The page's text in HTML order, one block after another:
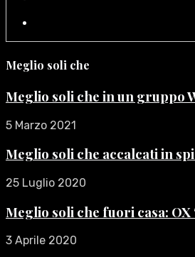
Meglio soli che
Meglio soli che in un gruppo
5 Marzo 2021
Meglio soli che accalcati in
25 Luglio 2020
Meglio soli che fuori casa: OX
3 Aprile 2020